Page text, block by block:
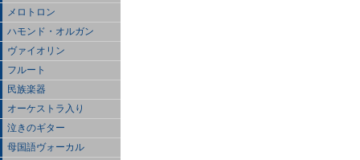
メロトロン
ハモンド・オルガン
ヴァイオリン
フルート
民族楽器
オーケストラ入り
泣きのギター
母国語ヴォーカル